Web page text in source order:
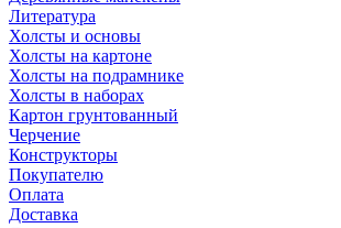
Литература
Холсты и основы
Холсты на картоне
Холсты на подрамнике
Холсты в наборах
Картон грунтованный
Черчение
Конструкторы
Покупателю
Оплата
Доставка